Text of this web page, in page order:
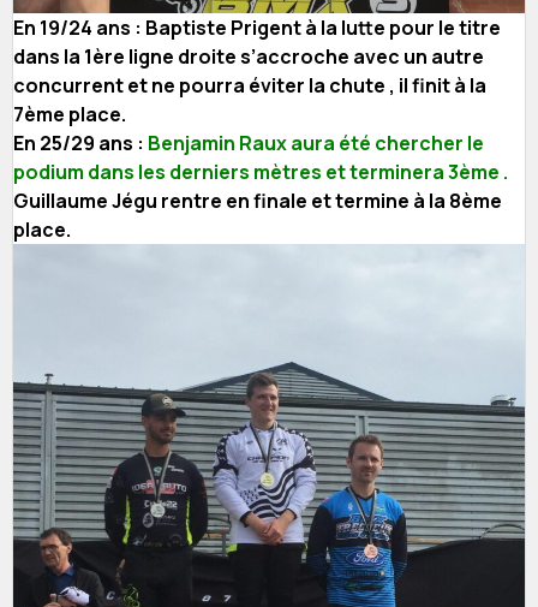
En 19/24 ans : Baptiste Prigent à la lutte pour le titre
dans la 1ère ligne droite s’accroche avec un autre
concurrent et ne pourra éviter la chute , il finit à la
7ème place.
En 25/29 ans : Benjamin Raux aura été chercher le
podium dans les derniers mètres et terminera 3ème .
Guillaume Jégu rentre en finale et termine à la 8ème
place.